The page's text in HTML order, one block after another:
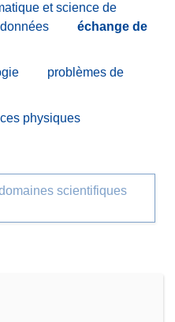
et science de
échange de
problèmes de
physiques
scientifiques